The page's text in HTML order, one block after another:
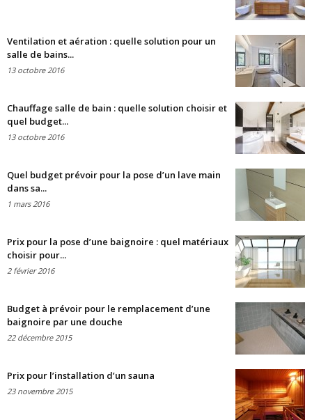
Ventilation et aération : quelle solution pour un
salle de bains...
13 octobre 2016
Chauffage salle de bain : quelle solution choisir et
quel budget...
13 octobre 2016
Quel budget prévoir pour la pose d’un lave main
dans sa...
1 mars 2016
Prix pour la pose d’une baignoire : quel matériaux
choisir pour...
2 février 2016
Budget à prévoir pour le remplacement d’une
baignoire par une douche
22 décembre 2015
Prix pour l’installation d’un sauna
23 novembre 2015